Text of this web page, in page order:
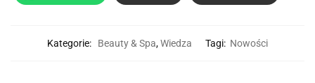
Kategorie: Beauty & Spa,Wiedza Tagi: Nowości